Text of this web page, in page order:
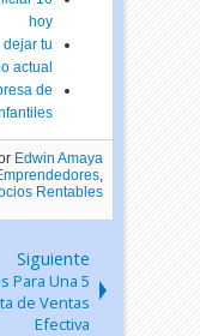
hoy
tu
actual
de
Edwin Amaya
,
Rentables
Siguiente
Para Una
de Ventas
Efectiva